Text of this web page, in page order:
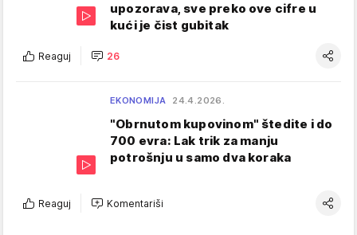
upozorava, sve preko ove cifre u
kući je čist gubitak
Reaguj 26
EKONOMIJA 24.4.2026.
"Obrnutom kupovinom" štedite i do
700 evra: Lak trik za manju
potrošnju u samo dva koraka
Reaguj Komentariši